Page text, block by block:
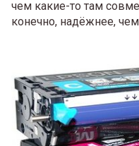
чем какие-то там
конечно, надёжнее,